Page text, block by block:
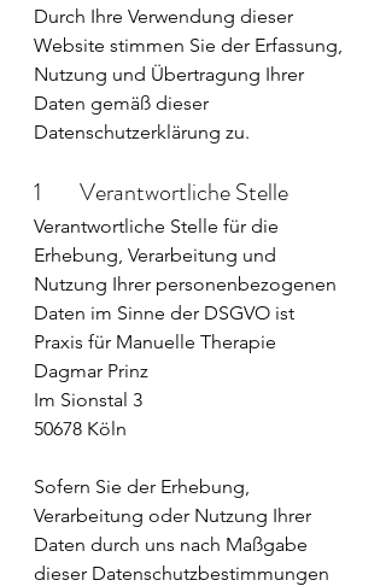
Durch Ihre Verwendung dieser
Website stimmen Sie der Erfassung,
Nutzung und Übertragung Ihrer
Daten gemäß dieser
Datenschutzerklärung zu.
1        Verantwortliche Stelle
Verantwortliche Stelle für die
Erhebung, Verarbeitung und
Nutzung Ihrer personenbezogenen
Daten im Sinne der DSGVO ist
Praxis für Manuelle Therapie
Dagmar Prinz
Im Sionstal 3
50678 Köln
Sofern Sie der Erhebung,
Verarbeitung oder Nutzung Ihrer
Daten durch uns nach Maßgabe
dieser Datenschutzbestimmungen